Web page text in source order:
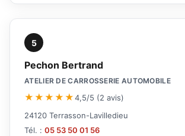
5
Pechon Bertrand
ATELIER DE CARROSSERIE AUTOMOBILE
★★★★★4,5/5 (2 avis)
24120 Terrasson-Lavilledieu
Tél. : 05 53 50 01 56